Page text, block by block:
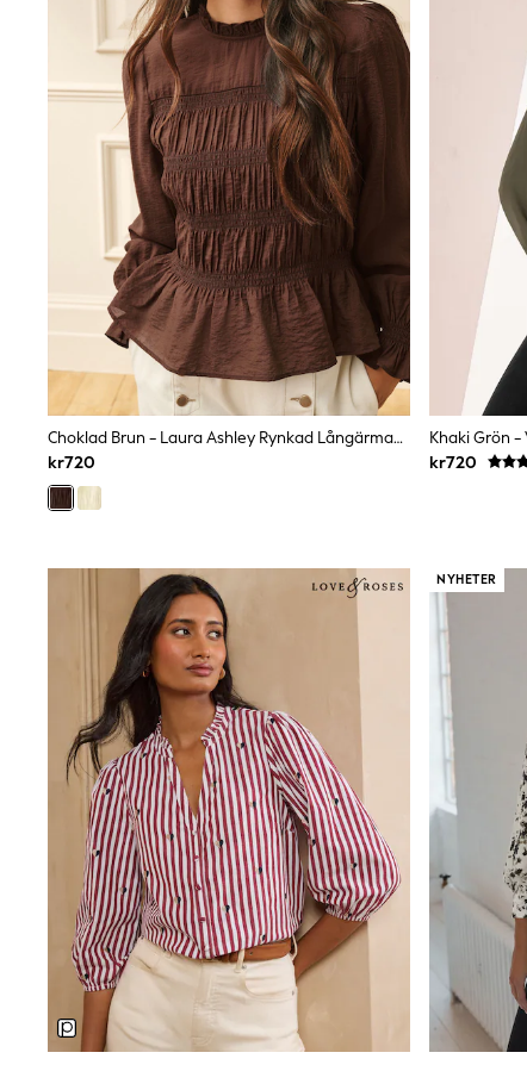
Shop All Footwear
New In
Trainers
Pram Shoes
School Shoes
Slippers
Boots
Wellies
Wide Fit
All Underwear
New In
Nighties
Pyjamas
Robes
Sleepsuits
Socks & Tights
Blanket Hoodies
All Bags & Accessories
New In
Bags
Denim Jackets
Raincoats
Puddlesuits
Pramsuits
Gilets
Fleeces
Teddy Borg
Puffers
Snowsuits
Shop all
Lilo & Stitch
Bluey
Disney
Peppa Pig
All Girls Sportwear
New In
Trainers
Hoodies & Sweatshirts
Leggings, Joggers & Shorts
Swim
adidas
All Girls Brands
Nike
adidas
Choklad Brun - Laura Ashley Rynkad Långärmad Blus
kr720
kr720
NYHETER